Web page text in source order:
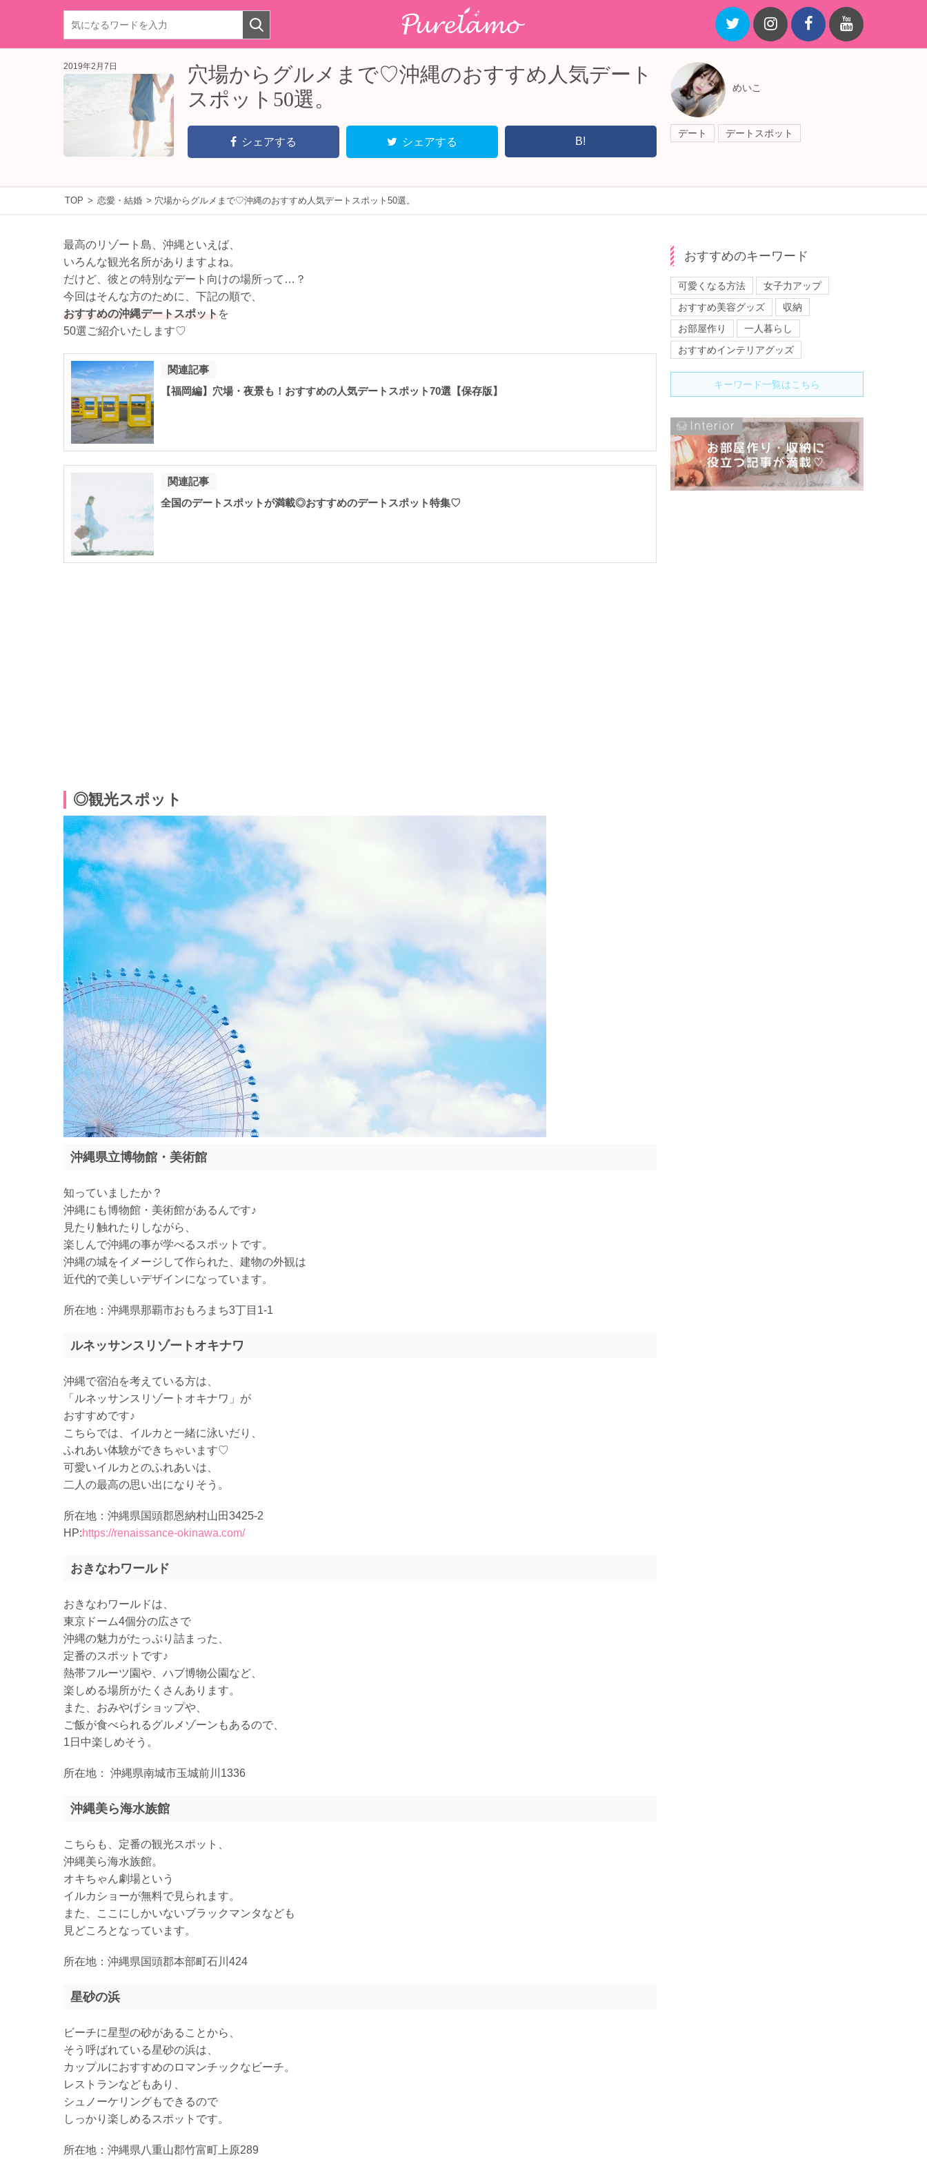
2019年2月7日
穴場からグルメまで♡沖縄のおすすめ人気デート
スポット50選。
シェアする シェアする B!
めいこ
デート デートスポット
TOP > 恋愛・結婚 > 穴場からグルメまで♡沖縄のおすすめ人気デートスポット50選。
最高のリゾート島、沖縄といえば、
いろんな観光名所がありますよね。
だけど、彼との特別なデート向けの場所って…？
今回はそんな方のために、下記の順で、
おすすめの沖縄デートスポット を
50選ご紹介いたします♡
関連記事
【福岡編】穴場・夜景も！おすすめの人気デートスポット70選【保存版】
関連記事
全国のデートスポットが満載◎おすすめのデートスポット特集♡
◎観光スポット
沖縄県立博物館・美術館
知っていましたか？
沖縄にも博物館・美術館があるんです♪
見たり触れたりしながら、
楽しんで沖縄の事が学べるスポットです。
沖縄の城をイメージして作られた、建物の外観は
近代的で美しいデザインになっています。
所在地：沖縄県那覇市おもろまち3丁目1-1
ルネッサンスリゾートオキナワ
沖縄で宿泊を考えている方は、
「ルネッサンスリゾートオキナワ」が
おすすめです♪
こちらでは、イルカと一緒に泳いだり、
ふれあい体験ができちゃいます♡
可愛いイルカとのふれあいは、
二人の最高の思い出になりそう。
所在地：沖縄県国頭郡恩納村山田3425-2
HP:https://renaissance-okinawa.com/
おきなわワールド
おきなわワールドは、
東京ドーム4個分の広さで
沖縄の魅力がたっぷり詰まった、
定番のスポットです♪
熱帯フルーツ園や、ハブ博物公園など、
楽しめる場所がたくさんあります。
また、おみやげショップや、
ご飯が食べられるグルメゾーンもあるので、
1日中楽しめそう。
所在地： 沖縄県南城市玉城前川1336
沖縄美ら海水族館
こちらも、定番の観光スポット、
沖縄美ら海水族館。
オキちゃん劇場という
イルカショーが無料で見られます。
また、ここにしかいないブラックマンタなども
見どころとなっています。
所在地：沖縄県国頭郡本部町石川424
星砂の浜
ビーチに星型の砂があることから、
そう呼ばれている星砂の浜は、
カップルにおすすめのロマンチックなビーチ。
レストランなどもあり、
シュノーケリングもできるので
しっかり楽しめるスポットです。
所在地：沖縄県八重山郡竹富町上原289
おすすめのキーワード
可愛くなる方法
女子力アップ
おすすめ美容グッズ
収納
お部屋作り
一人暮らし
おすすめインテリアグッズ
キーワード一覧はこちら